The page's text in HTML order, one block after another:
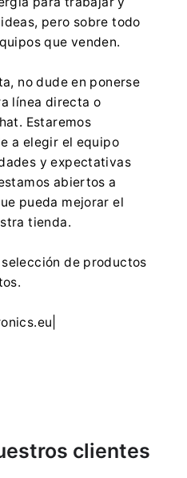
pero sobre todo
que venden.
no dude en ponerse
línea directa o
Estaremos
a elegir el equipo
y expectativas
abiertos a
pueda mejorar el
tienda.
de productos
clientes